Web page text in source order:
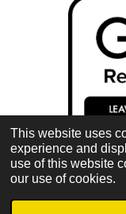
This website uses
experience and
use of this website
our use of cookies.